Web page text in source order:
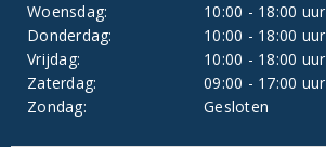
Woensdag:
10:00 - 18:00 uur
Donderdag:
10:00 - 18:00 uur
Vrijdag:
10:00 - 18:00 uur
Zaterdag:
09:00 - 17:00 uur
Zondag:
Gesloten